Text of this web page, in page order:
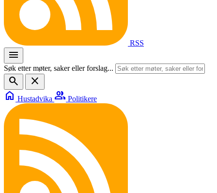
RSS
menu
Søk etter møter, saker eller forslag...
search
close
home Hustadvika group Politikere